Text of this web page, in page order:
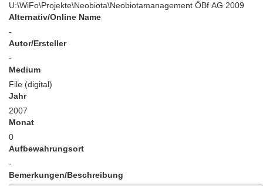
U:\WiFo\Projekte\Neobiota\Neobiotamanagement ÖBf AG 2009
Alternativ/Online Name
-
Autor/Ersteller
-
Medium
File (digital)
Jahr
2007
Monat
0
Aufbewahrungsort
-
Bemerkungen/Beschreibung